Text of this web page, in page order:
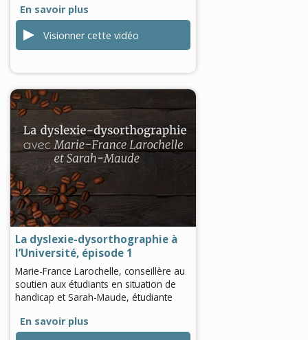
En savoir plus
Visionner cette vidéo
0
seconds
of
0
seconds
La dyslexie-dysorthographie à
l’Université, épisode 1
Marie-France Larochelle, conseillère au
soutien aux étudiants en situation de
handicap et Sarah-Maude, étudiante
En savoir plus